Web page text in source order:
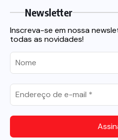
Newsletter
Inscreva-se em nossa
todas as novidades!